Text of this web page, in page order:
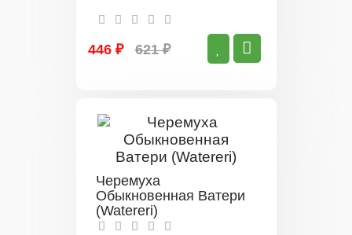
446 ₽ 621 ₽
Черемуха
Обыкновенная Ватери
(Watereri)